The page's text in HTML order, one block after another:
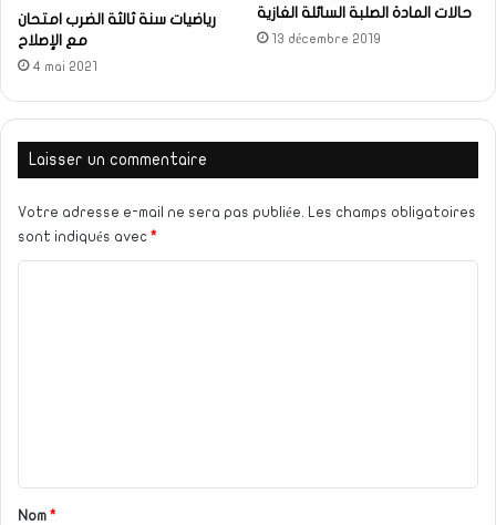
رياضيات سنة ثالثة الضرب امتحان
مع الإصلاح
4 mai 2021
حالات المادة الصلبة السائلة الغازية
13 décembre 2019
Laisser un commentaire
Votre adresse e-mail ne sera pas publiée.
Les champs obligatoires
sont indiqués avec *
a
Nom *